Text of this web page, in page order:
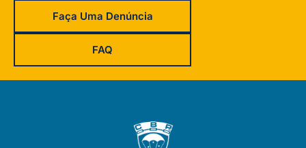
Faça Uma Denúncia
FAQ